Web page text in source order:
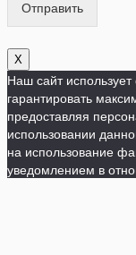
Отправить
X
Наш сайт
гарантировать
предоставляя
использовании
на использование
уведомлением в